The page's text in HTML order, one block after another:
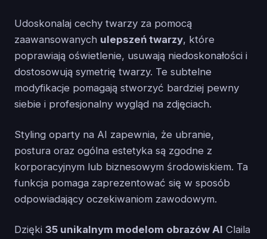
Udoskonalaj cechy twarzy za pomocą
zaawansowanych ulepszeń twarzy, które
poprawiają oświetlenie, usuwają niedoskonałości i
dostosowują symetrię twarzy. Te subtelne
modyfikacje pomagają stworzyć bardziej pewny
siebie i profesjonalny wygląd na zdjęciach.
Styling oparty na AI zapewnia, że ubranie,
postura oraz ogólna estetyka są zgodne z
korporacyjnym lub biznesowym środowiskiem. Ta
funkcja pomaga zaprezentować się w sposób
odpowiadający oczekiwaniom zawodowym.
Dzięki 35 unikalnym modelom obrazów AI Claila